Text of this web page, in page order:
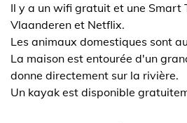
Il y a un wifi gratuit et une Smart
Vlaanderen et Netflix.
Les animaux domestiques sont
La maison est entourée d'un
donne directement sur la rivière.
Un kayak est disponible